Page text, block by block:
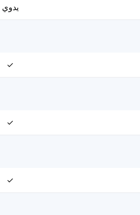
يدوي
✓
✓
✓